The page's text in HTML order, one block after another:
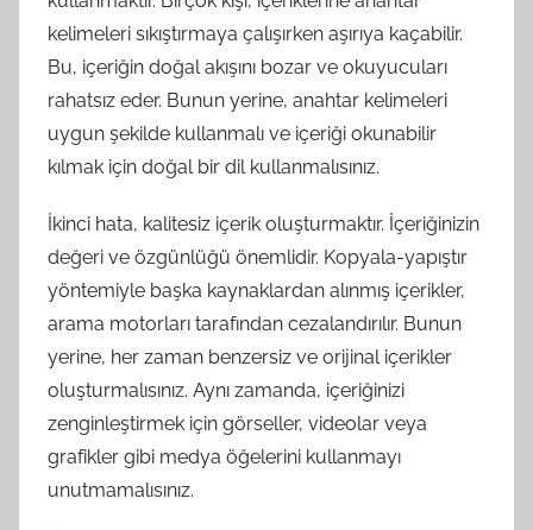
kelimeleri sıkıştırmaya çalışırken aşırıya kaçabilir.
Bu, içeriğin doğal akışını bozar ve okuyucuları
rahatsız eder. Bunun yerine, anahtar kelimeleri
uygun şekilde kullanmalı ve içeriği okunabilir
kılmak için doğal bir dil kullanmalısınız.
İkinci hata, kalitesiz içerik oluşturmaktır. İçeriğinizin
değeri ve özgünlüğü önemlidir. Kopyala-yapıştır
yöntemiyle başka kaynaklardan alınmış içerikler,
arama motorları tarafından cezalandırılır. Bunun
yerine, her zaman benzersiz ve orijinal içerikler
oluşturmalısınız. Aynı zamanda, içeriğinizi
zenginleştirmek için görseller, videolar veya
grafikler gibi medya öğelerini kullanmayı
unutmamalısınız.